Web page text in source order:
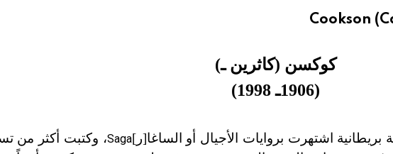
Cookson
كوكسن (كاثرين ـ)
(1906ـ 1998)
بريطانية اشتهرت بروايات الأجيال أو الساغا[ر]Saga، وكتبت أكثر من